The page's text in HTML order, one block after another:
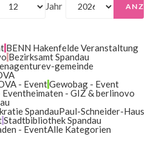
Jahr
BENN Hakenfelde Veranstaltung
Bezirksamt Spandau
ev-gemeinde
- EventGewobag - Event
Eventheimaten - GIZ & berlinovo
SpandauPaul-Schneider-Haus
Stadtbibliothek Spandau
- EventAlle Kategorien